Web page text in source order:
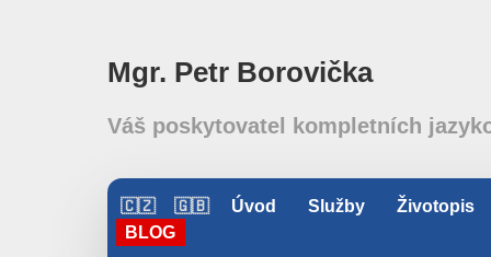
Mgr. Petr Borovička
Váš poskytovatel kompletních
🇨🇿 🇬🇧 Úvod Služby
Životopis
BLOG